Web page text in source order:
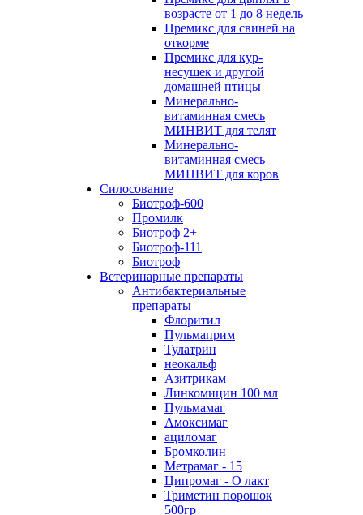
возрасте от 1 до 8 недель
Премикс для свиней на
откорме
Премикс для кур-
несушек и другой
домашней птицы
Минерально-
витаминная смесь
МИНВИТ для телят
Минерально-
витаминная смесь
МИНВИТ для коров
Силосование
Биотроф-600
Промилк
Биотроф 2+
Биотроф-111
Биотроф
Ветеринарные препараты
Антибактериальные
препараты
Флоритил
Пульмаприм
Тулатрин
неокальф
Азитрикам
Линкомицин 100 мл
Пульмамаг
Амоксимаг
ациломаг
Бромколин
Метрамаг - 15
Ципромаг - О лакт
Триметин порошок
500гр